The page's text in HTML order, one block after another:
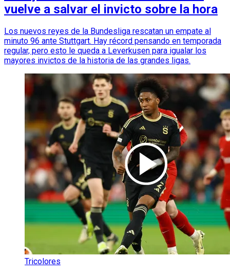
vuelve a salvar el invicto sobre la hora
Los nuevos reyes de la Bundesliga rescatan un empate al
minuto 96 ante Stuttgart. Hay récord pensando en temporada
regular, pero esto le queda a Leverkusen para igualar los
mayores invictos de la historia de las grandes ligas.
Tricolores